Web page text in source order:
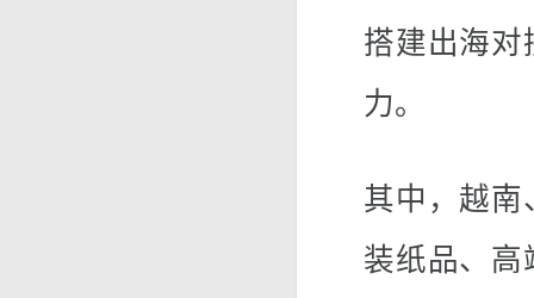
搭建出海对
力。
其中，越南
装纸品、高